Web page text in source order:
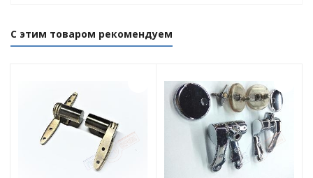
С этим товаром рекомендуем